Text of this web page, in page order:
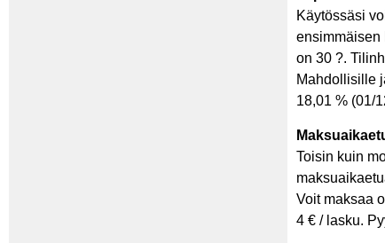
Käytössäsi
ensimmäisen
on 30 ?.
Mahdollisille
18,01 % (01/
Toisin kuin
Voit maksaa
4 € / lasku.